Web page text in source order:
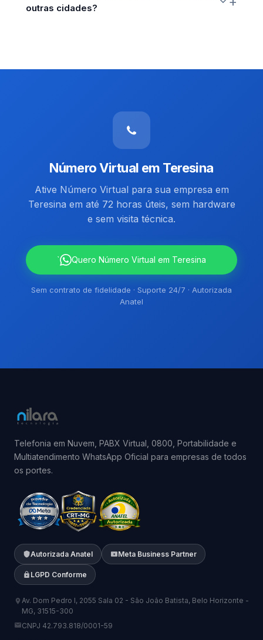
outras cidades?
Número Virtual em Teresina
Ative Número Virtual para sua empresa em
Teresina em até 72 horas úteis, sem hardware
e sem visita técnica.
` Quero Número Virtual em Teresina
Sem contrato de fidelidade · Suporte 24/7 · Autorizada
Anatel
Telefonia em Nuvem, PABX Virtual, 0800, Portabilidade e
Multiatendimento WhatsApp Oficial para empresas de todos
os portes.
Autorizada Anatel Meta Business Partner
LGPD Conforme
Av. Dom Pedro I, 2055 Sala 02 - São João Batista, Belo Horizonte -
MG, 31515-300
CNPJ 42.793.818/0001-59